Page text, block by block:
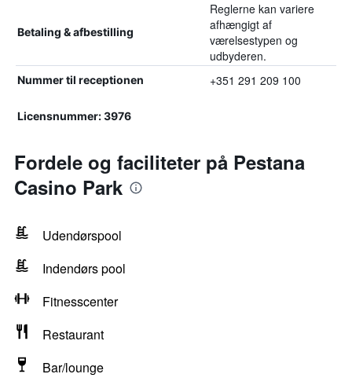
Betaling & afbestilling
Reglerne kan variere
afhængigt af
værelsestypen og
udbyderen.
Nummer til receptionen +351 291 209 100
Licensnummer: 3976
Fordele og faciliteter på Pestana
Casino Park
Udendørspool
Indendørs pool
Fitnesscenter
Restaurant
Bar/lounge